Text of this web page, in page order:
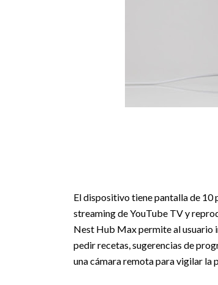
El dispositivo tiene pantalla de 10
streaming de YouTube TV y
Nest Hub Max permite al usuario
pedir recetas, sugerencias de
una cámara remota para vigilar la